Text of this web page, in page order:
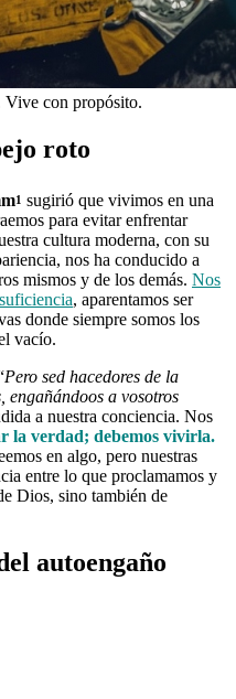
Vive con propósito.
roto
1 sugirió que vivimos en una
para evitar enfrentar
cultura moderna, con su
nos ha conducido a
mismos y de los demás. Nos
, aparentamos ser
donde siempre somos los
vacío.
Pero sed hacedores de la
engañándoos a vosotros
a nuestra conciencia. Nos
la verdad; debemos vivirla.
en algo, pero nuestras
entre lo que proclamamos y
Dios, sino también de
autoengaño